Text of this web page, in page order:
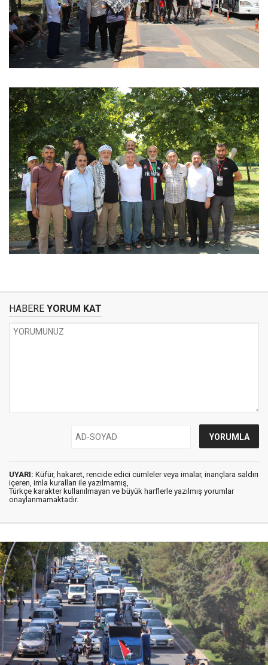
HABERE YORUM KAT
UYARI: Küfür, hakaret, rencide edici cümleler veya imalar, inançlara saldırı
içeren, imla kuralları ile yazılmamış,
Türkçe karakter kullanılmayan ve büyük harflerle yazılmış yorumlar
onaylanmamaktadır.